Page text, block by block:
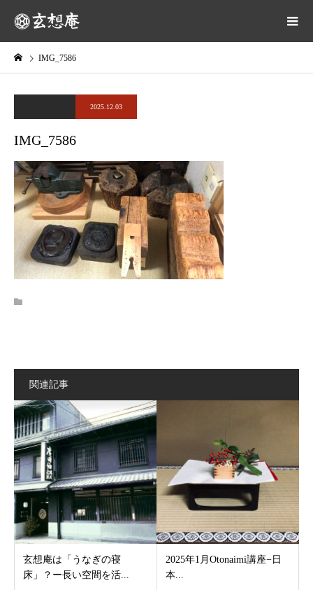
IMG_7586
2025.12.03
IMG_7586
関連記事
玄想庵は「うなぎの寝
床」？ー長い空間を活...
2025年1月Otonaimi講座−日
本...